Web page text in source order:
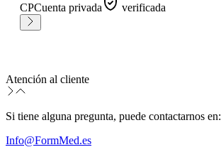
CPCuenta privada verificada
Atención al cliente
Si tiene alguna pregunta, puede contactarnos en:
Info@FormMed.es